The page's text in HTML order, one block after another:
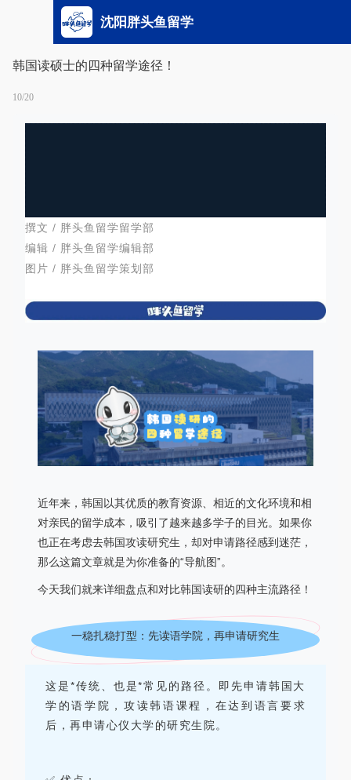
沈阳胖头鱼留学
韩国读硕士的四种留学途径！
10/20
撰文 / 胖头鱼留学留学部
编辑 / 胖头鱼留学编辑部
图片 / 胖头鱼留学策划部
近年来，韩国以其优质的教育资源、相近的文化环境和相
对亲民的留学成本，吸引了越来越多学子的目光。如果你
也正在考虑去韩国攻读研究生，却对申请路径感到迷茫，
那么这篇文章就是为你准备的“导航图”。
今天我们就来详细盘点和对比韩国读研的四种主流路径！
一稳扎稳打型： 先读语学院，再申请研究生
这是*传统、也是*常见的路径。即先申请韩国大
学的语学院，攻读韩语课程，在达到语言要求
后，再申请心仪大学的研究生院。